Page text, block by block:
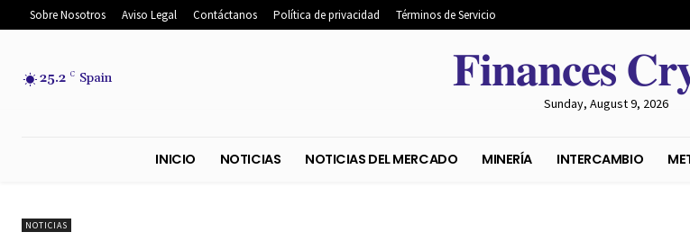
Sobre Nosotros Aviso Legal Contáctanos Política de privacidad Términos de Servicio
25.2 C Spain 𝐅𝐢𝐧𝐚𝐧𝐜𝐞𝐬
Sunday, August 9, 2026
NOTICIAS